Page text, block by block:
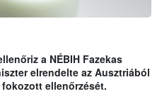
a NÉBIH Fazekas
elrendelte az Ausztriából
ellenőrzését.